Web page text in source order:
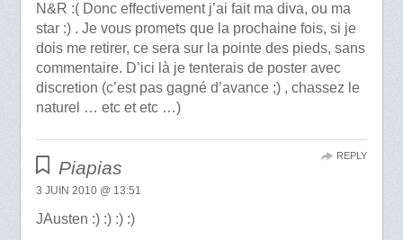
N&R :( Donc effectivement j’ai fait ma diva, ou ma
star :) . Je vous promets que la prochaine fois, si je
dois me retirer, ce sera sur la pointe des pieds, sans
commentaire. D’ici là je tenterais de poster avec
discretion (c’est pas gagné d’avance ;) , chassez le
naturel … etc et etc …)
Piapias
3 JUIN 2010 @ 13:51
JAusten :) :) :) :)
REPLY